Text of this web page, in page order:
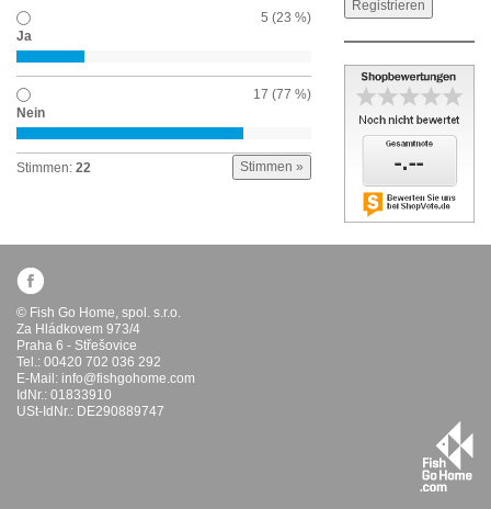
5 (23 %)
Ja
17 (77 %)
Nein
Stimmen: 22
© Fish Go Home, spol. s.r.o.
Za Hládkovem 973/4
Praha 6 - Střešovice
Tel.: 00420 702 036 292
E-Mail: info@fishgohome.com
IdNr.: 01833910
USt-IdNr.: DE290889747